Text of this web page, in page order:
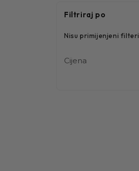
Filtriraj po
Nisu primijenjeni filteri
Cijena